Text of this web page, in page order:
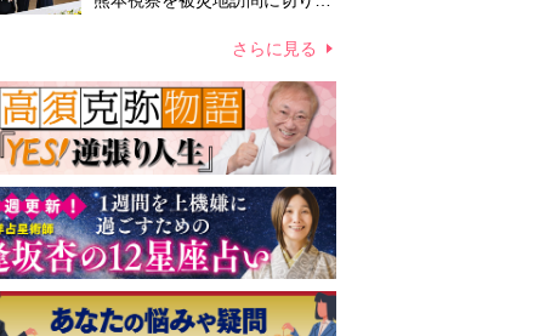
夫妻から受け継ぐ“国民への寄
さらに見る